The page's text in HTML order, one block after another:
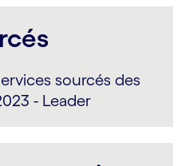
sourcés des
- Leader